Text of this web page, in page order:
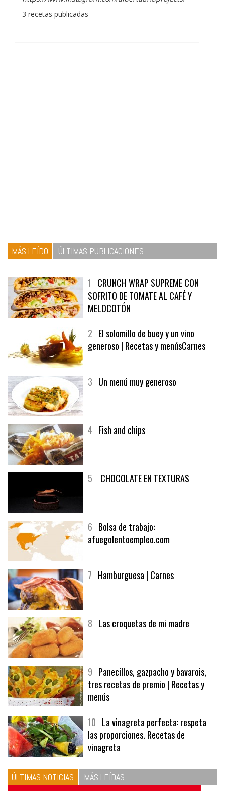
3 recetas publicadas
MÁS LEÍDO ÚLTIMAS PUBLICACIONES
1 CRUNCH WRAP SUPREME CON
SOFRITO DE TOMATE AL CAFÉ Y
MELOCOTÓN
2 El solomillo de buey y un vino
generoso | Recetas y menúsCarnes
3 Un menú muy generoso
4 Fish and chips
5 CHOCOLATE EN TEXTURAS
6 Bolsa de trabajo:
afuegolentoempleo.com
7 Hamburguesa | Carnes
8 Las croquetas de mi madre
9 Panecillos, gazpacho y bavarois,
tres recetas de premio | Recetas y
menús
10 La vinagreta perfecta: respeta
las proporciones. Recetas de
vinagreta
ÚLTIMAS NOTICIAS MÁS LEÍDAS